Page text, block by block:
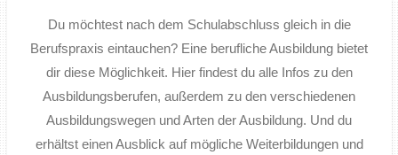
Du möchtest nach dem Schulabschluss gleich in die
Berufspraxis eintauchen? Eine berufliche Ausbildung bietet
dir diese Möglichkeit. Hier findest du alle Infos zu den
Ausbildungsberufen, außerdem zu den verschiedenen
Ausbildungswegen und Arten der Ausbildung. Und du
erhältst einen Ausblick auf mögliche Weiterbildungen und